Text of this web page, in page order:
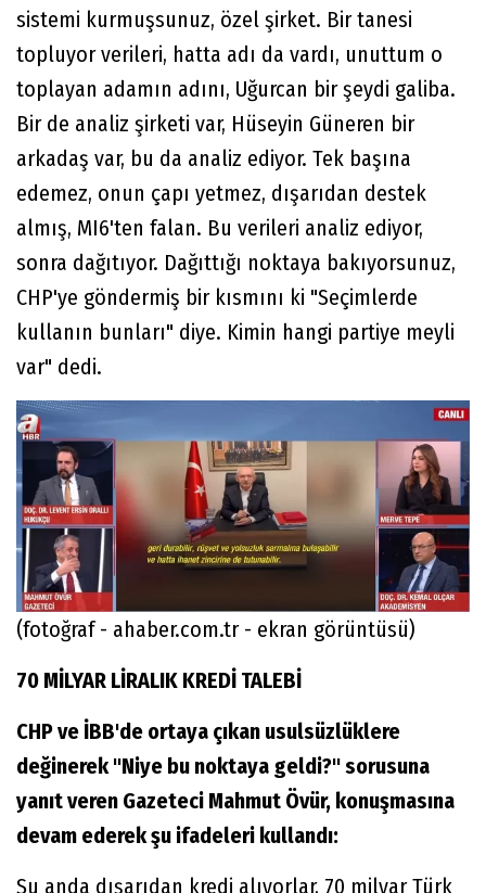
sistemi kurmuşsunuz, özel şirket. Bir tanesi
topluyor verileri, hatta adı da vardı, unuttum o
toplayan adamın adını, Uğurcan bir şeydi galiba.
Bir de analiz şirketi var, Hüseyin Güneren bir
arkadaş var, bu da analiz ediyor. Tek başına
edemez, onun çapı yetmez, dışarıdan destek
almış, MI6'ten falan. Bu verileri analiz ediyor,
sonra dağıtıyor. Dağıttığı noktaya bakıyorsunuz,
CHP'ye göndermiş bir kısmını ki "Seçimlerde
kullanın bunları" diye. Kimin hangi partiye meyli
var" dedi.
(fotoğraf - ahaber.com.tr - ekran görüntüsü)
70 MİLYAR LİRALIK KREDİ TALEBİ
CHP ve İBB'de ortaya çıkan usulsüzlüklere
değinerek "Niye bu noktaya geldi?" sorusuna
yanıt veren Gazeteci Mahmut Övür, konuşmasına
devam ederek şu ifadeleri kullandı:
Şu anda dışarıdan kredi alıyorlar, 70 milyar Türk